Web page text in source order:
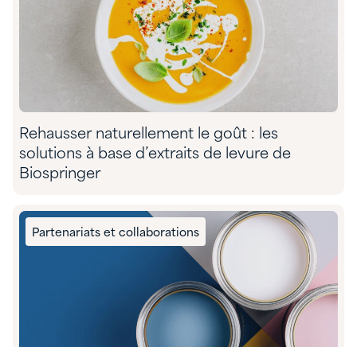
Rehausser naturellement le goût : les
solutions à base d’extraits de levure de
Biospringer
Partenariats et collaborations